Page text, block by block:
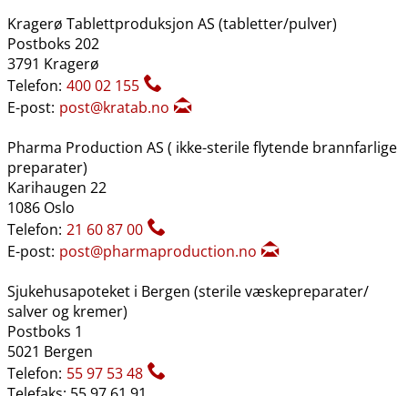
Kragerø Tablettproduksjon AS (tabletter​/​pulver)
Postboks 202
3791 Kragerø
Telefon: 400 02 155
E-post: post@kratab.no
Pharma Production AS ( ikke-sterile flytende brannfarlige
preparater)
Karihaugen 22
1086 Oslo
Telefon: 21 60 87 00
E-post: post@pharmaproduction.no
Sjukehusapoteket i Bergen (sterile væskepreparater​/​
salver og kremer)
Postboks 1
5021 Bergen
Telefon: 55 97 53 48